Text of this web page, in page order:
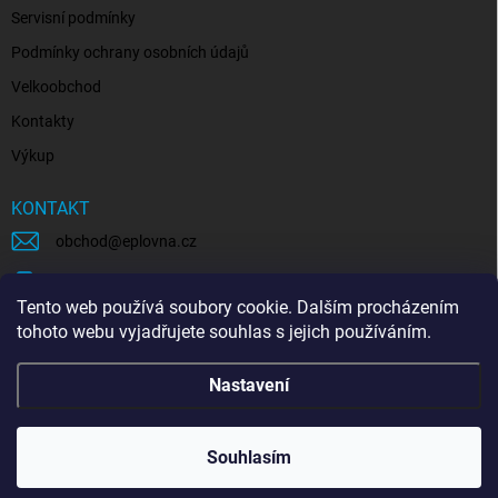
Tento web používá soubory cookie. Dalším procházením
tohoto webu vyjadřujete souhlas s jejich používáním.
Nastavení
Souhlasím
Servisní podmínky
Podmínky ochrany osobních údajů
Velkoobchod
Kontakty
Výkup
KONTAKT
obchod @eplovna.cz
eplovna.cz